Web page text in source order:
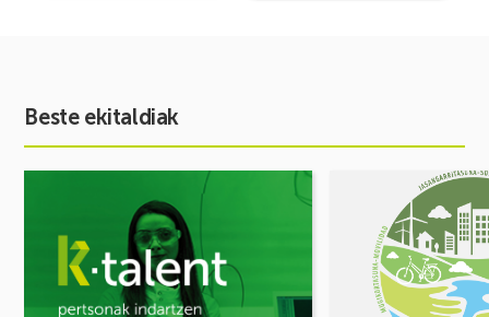
Beste ekitaldiak
STEAM
MUGIKORTASUN
FOROA
Partekatu